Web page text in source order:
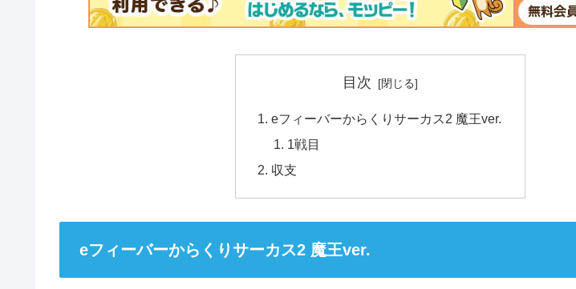
目次
eフィーバーからくりサーカス2 魔王ver.
1戦目
収支
eフィーバーからくりサーカス2 魔王ver.